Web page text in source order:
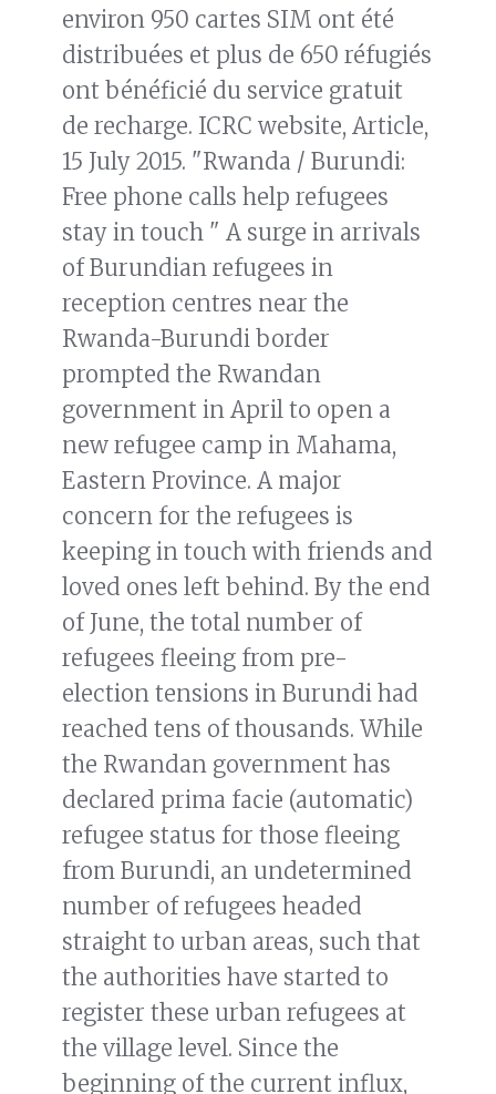
environ 950 cartes SIM ont été
distribuées et plus de 650 réfugiés
ont bénéficié du service gratuit
de recharge. ICRC website, Article,
15 July 2015. "Rwanda / Burundi:
Free phone calls help refugees
stay in touch " A surge in arrivals
of Burundian refugees in
reception centres near the
Rwanda-Burundi border
prompted the Rwandan
government in April to open a
new refugee camp in Mahama,
Eastern Province. A major
concern for the refugees is
keeping in touch with friends and
loved ones left behind. By the end
of June, the total number of
refugees fleeing from pre-
election tensions in Burundi had
reached tens of thousands. While
the Rwandan government has
declared prima facie (automatic)
refugee status for those fleeing
from Burundi, an undetermined
number of refugees headed
straight to urban areas, such that
the authorities have started to
register these urban refugees at
the village level. Since the
beginning of the current influx,